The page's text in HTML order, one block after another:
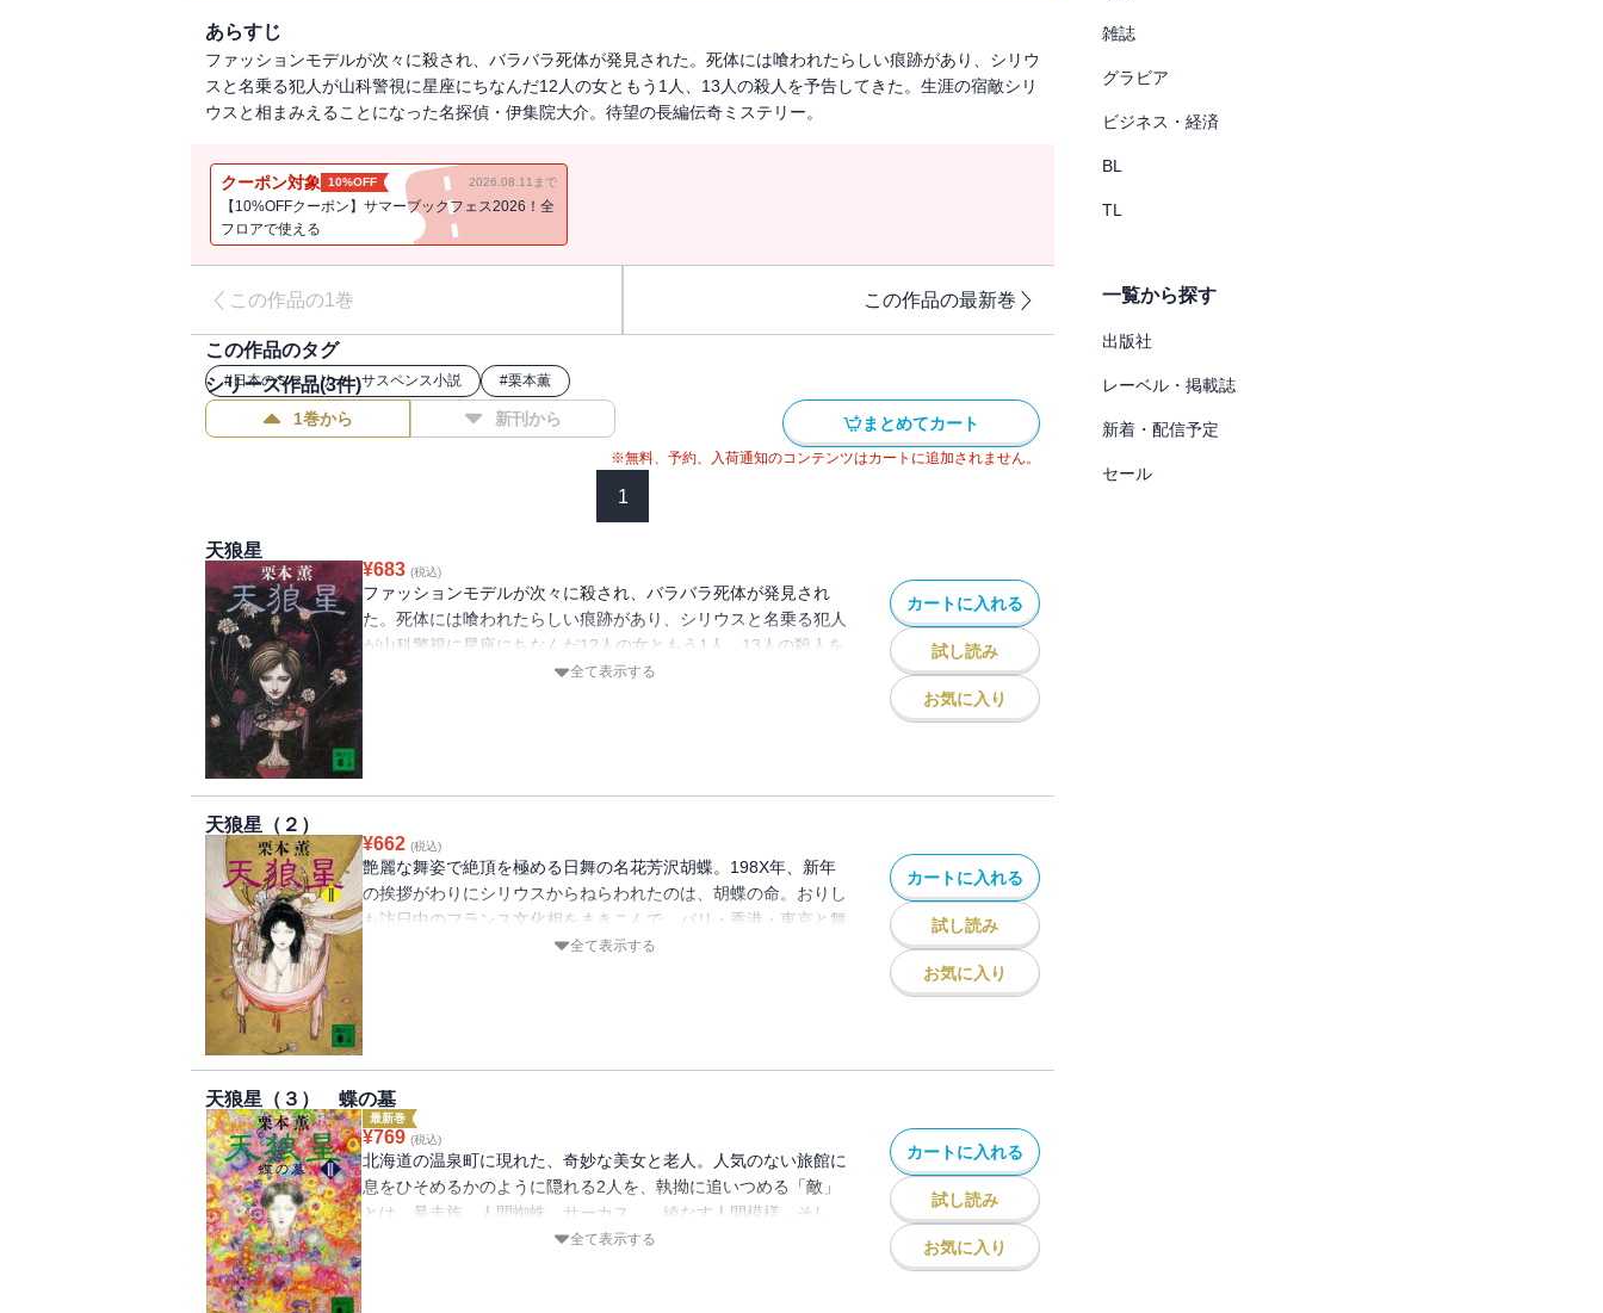
あらすじ
ファッションモデルが次々に殺され、バラバラ死体が発見された。死体には喰われたらしい痕跡があり、シリウ
スと名乗る犯人が山科警視に星座にちなんだ12人の女ともう1人、13人の殺人を予告してきた。生涯の宿敵シリ
ウスと相まみえることになった名探偵・伊集院大介。待望の長編伝奇ミステリー。
クーポン対象 10%OFF 2026.08.11まで
【10%OFFクーポン】サマーブックフェス2026！全
フロアで使える
この作品の1巻 この作品の最新巻
この作品のタグ
#日本のミステリー・サスペンス小説 #栗本薫
シリーズ作品(3件)
1巻から 新刊から まとめてカート
※無料、予約、入荷通知のコンテンツはカートに追加されません。
1
天狼星
¥683 (税込)
ファッションモデルが次々に殺され、バラバラ死体が発見され
た。死体には喰われたらしい痕跡があり、シリウスと名乗る犯人
が山科警視に星座にちなんだ12人の女ともう1人、13人の殺人を
予告してきた。生涯の宿敵シリウスと相まみえることになった名
全て表示する
カートに入れる
試し読み
お気に入り
天狼星（２）
¥662 (税込)
艶麗な舞姿で絶頂を極める日舞の名花芳沢胡蝶。198X年、新年
の挨拶がわりにシリウスからねらわれたのは、胡蝶の命。おりし
も訪日中のフランス文化相をまきこんで、パリ・香港・東京と舞
台はめまぐるしく暗転をくりかえす。名探偵伊集院大介と悪の化
全て表示する
カートに入れる
試し読み
お気に入り
天狼星（３） 蝶の墓
最新巻
¥769 (税込)
北海道の温泉町に現れた、奇妙な美女と老人。人気のない旅館に
息をひそめるかのように隠れる2人を、執拗に追いつめる「敵」
とは。暴走族、人間蜘蛛、サーカス……綾なす人間模様。そし
て、ついに名探偵・伊集院大介と、宿敵・悪の化身シリウスは、
全て表示する
カートに入れる
試し読み
お気に入り
雑誌
グラビア
ビジネス・経済
BL
TL
一覧から探す
出版社
レーベル・掲載誌
新着・配信予定
セール